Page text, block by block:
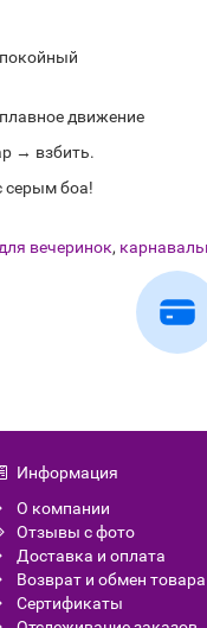
движение
→ взбить.
серым боа!
вечеринок,
Информация
О компании
Отзывы с фото
Доставка и оплата
Возврат и обмен товара
Сертификаты